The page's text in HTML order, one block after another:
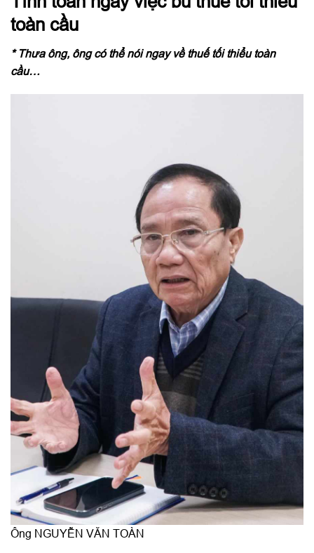
toàn cầu
* Thưa ông, ông có thể nói ngay về thuế tối thiểu toàn
cầu…
Ông NGUYỄN VĂN TOÀN